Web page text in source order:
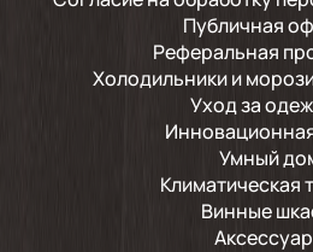
Публичная
Реферальная
Холодильники и
Уход за
Умный
Климатическая
Винные